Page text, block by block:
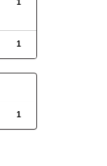
1
1
1